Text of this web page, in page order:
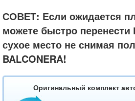
СОВЕТ: Если ожидается
можете быстро
сухое место не снимая
BALCONERA!
Оригинальный комплект